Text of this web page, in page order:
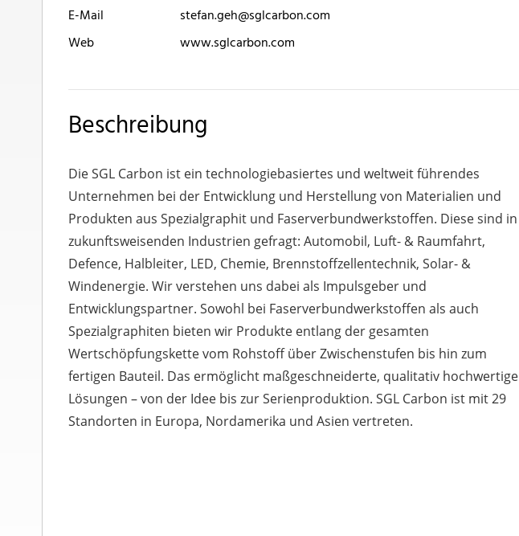
E-Mail
stefan.geh@sglcarbon.com
Web
www.sglcarbon.com
Beschreibung
Die SGL Carbon ist ein technologiebasiertes und weltweit führendes
Unternehmen bei der Entwicklung und Herstellung von Materialien und
Produkten aus Spezialgraphit und Faserverbundwerkstoffen. Diese sind in
zukunftsweisenden Industrien gefragt: Automobil, Luft- & Raumfahrt,
Defence, Halbleiter, LED, Chemie, Brennstoffzellentechnik, Solar- &
Windenergie. Wir verstehen uns dabei als Impulsgeber und
Entwicklungspartner. Sowohl bei Faserverbundwerkstoffen als auch
Spezialgraphiten bieten wir Produkte entlang der gesamten
Wertschöpfungskette vom Rohstoff über Zwischenstufen bis hin zum
fertigen Bauteil. Das ermöglicht maßgeschneiderte, qualitativ hochwertige
Lösungen – von der Idee bis zur Serienproduktion. SGL Carbon ist mit 29
Standorten in Europa, Nordamerika und Asien vertreten.